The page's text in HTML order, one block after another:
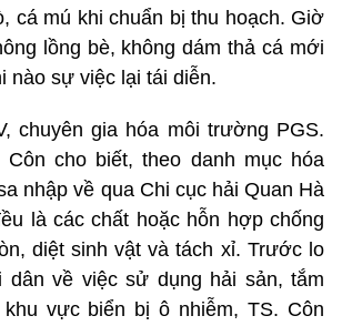
cá mú khi chuẩn bị thu hoạch. Giờ
lồng bè, không dám thả cá mới
nào sự việc lại tái diễn.
chuyên gia hóa môi trường PGS.
Côn cho biết, theo danh mục hóa
nhập về qua Chi cục hải Quan Hà
là các chất hoặc hỗn hợp chống
diệt sinh vật và tách xỉ. Trước lo
dân về việc sử dụng hải sản, tắm
vực biển bị ô nhiễm, TS. Côn